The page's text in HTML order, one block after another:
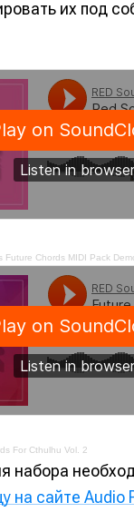
их под
Future Chords MIDI Pack
For Cthulhu Vol. 2
набора
на сайте Audio